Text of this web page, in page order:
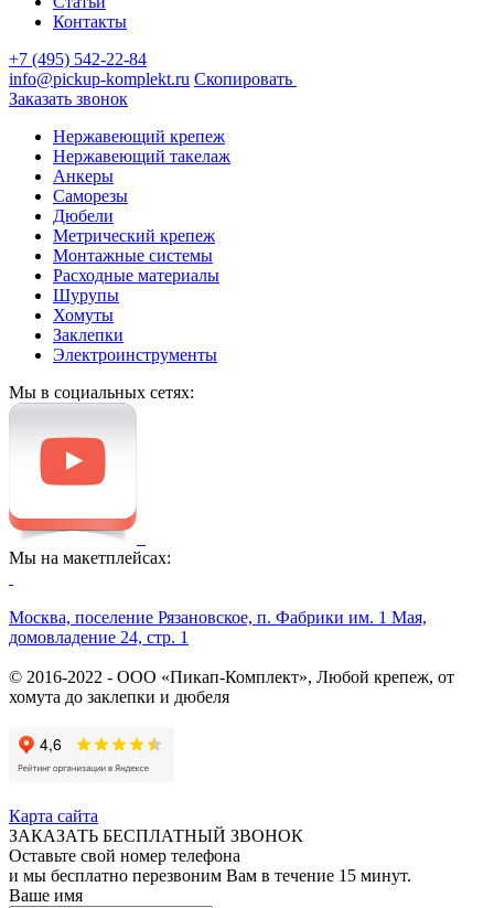
Контакты
+7 (495) 542-22-84
info@pickup-komplekt.ru Скопировать
Заказать звонок
Нержавеющий крепеж
Нержавеющий такелаж
Анкеры
Саморезы
Дюбели
Метрический крепеж
Монтажные системы
Расходные материалы
Шурупы
Хомуты
Заклепки
Электроинструменты
Мы в социальных сетях:
Мы на макетплейсах:
Москва, поселение Рязановское, п. Фабрики им. 1 Мая,
домовладение 24, стр. 1
© 2016-2022 - ООО «Пикап-Комплект», Любой крепеж, от
хомута до заклепки и дюбеля
Карта сайта
ЗАКАЗАТЬ БЕСПЛАТНЫЙ ЗВОНОК
Оставьте свой номер телефона
и мы бесплатно перезвоним Вам в течение 15 минут.
Ваше имя